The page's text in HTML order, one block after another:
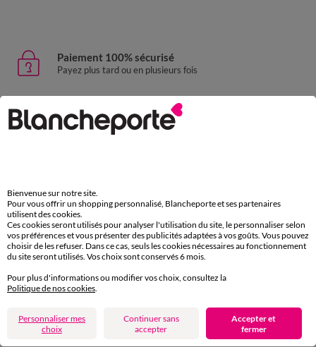
Paiement 100% sécurisé
Payez plus tard ou en plusieurs fois
Livraison express
domicile, relais, consignes automatiques
Service clients
par chat et par téléphone
de 8h00 à 20h00 du lundi au samedi
11€ Offerts
dès 20€ d’achat
conditions dans votre email de confirmation
Bienvenue sur notre site.
Pour vous offrir un shopping personnalisé, Blancheporte et ses partenaires
utilisent des cookies.
Ces cookies seront utilisés pour analyser l'utilisation du site, le personnaliser selon
vos préférences et vous présenter des publicités adaptées à vos goûts. Vous pouvez
choisir de les refuser. Dans ce cas, seuls les cookies nécessaires au fonctionnement
du site seront utilisés. Vos choix sont conservés 6 mois.
Pour plus d'informations ou modifier vos choix, consultez la
Politique de nos cookies.
Personnaliser mes
choix
Continuer sans
accepter
Accepter et
fermer